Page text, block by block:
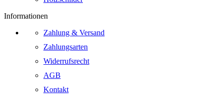
Informationen
Zahlung & Versand
Zahlungsarten
Widerrufsrecht
AGB
Kontakt